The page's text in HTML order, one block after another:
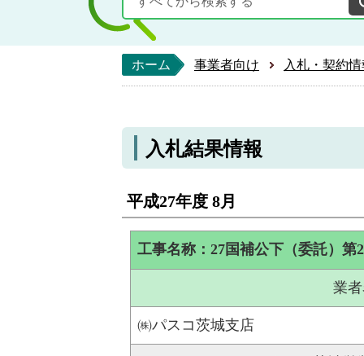
ホーム 事業者向け 入札・契約
入札結果情報
平成27年度 8月
工事名称：27国補公下（委託）
業
㈱パスコ茨城支店